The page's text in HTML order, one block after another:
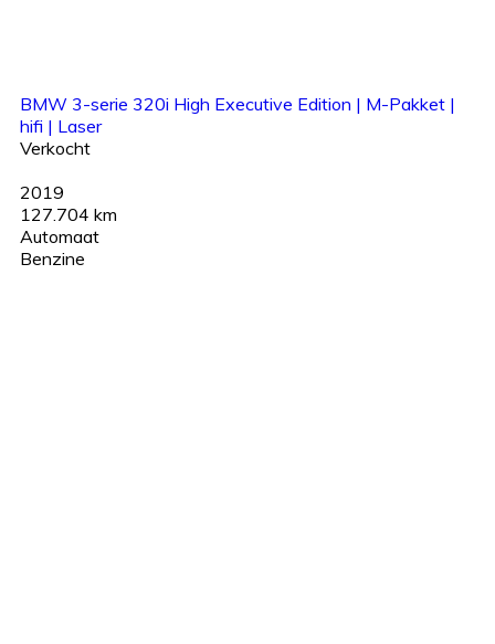
BMW 3-serie 320i High Executive Edition | M-Pakket |
hifi | Laser
Verkocht
2019
127.704 km
Automaat
Benzine